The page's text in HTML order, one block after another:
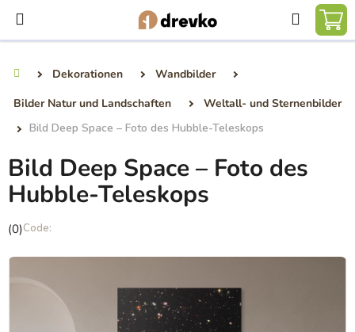
Inhalt
springen
Suchen
Dekorationen
Wandbilder
Bilder Natur und Landschaften
Weltall- und Sternenbilder
Bild Deep Space – Foto des Hubble-Teleskops
Bild Deep Space – Foto des
Hubble-Teleskops
Die
Produktbewertung
(0)